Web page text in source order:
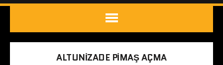
ALTUNIZADE PIMAŞ AÇMA